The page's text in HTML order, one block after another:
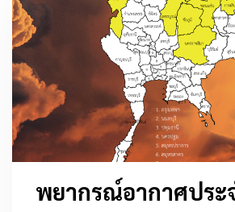
พยากรณ์อากาศประ